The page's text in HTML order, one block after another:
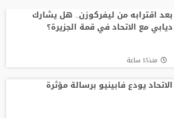
رودري يحسم قراره ويختار وجهته المقبلة
قبل أن يلمس الكرة.. بالأرقام طرابزون يحصد
ثمار التعاقد مع محمد صلاح
بعد اقترابه من ليفركوزن.. هل يشارك
ديابي مع الاتحاد في قمة الجزيرة؟
منذ15 ساعة
الاتحاد يودع فابينيو برسالة مؤثرة